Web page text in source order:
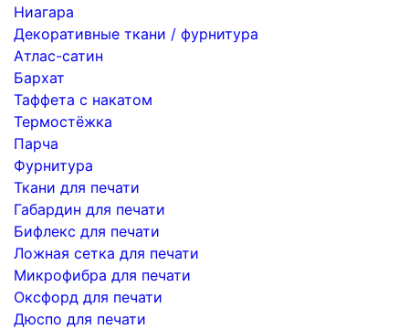
Ниагара
Декоративные ткани / фурнитура
Атлас-сатин
Бархат
Таффета с накатом
Термостёжка
Парча
Фурнитура
Ткани для печати
Габардин для печати
Бифлекс для печати
Ложная сетка для печати
Микрофибра для печати
Оксфорд для печати
Дюспо для печати